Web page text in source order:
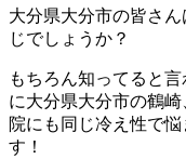
大分県大分市の皆さ
じでしょうか？
もちろん知ってると
に大分県大分市の鶴
院にも同じ冷え性で
す！